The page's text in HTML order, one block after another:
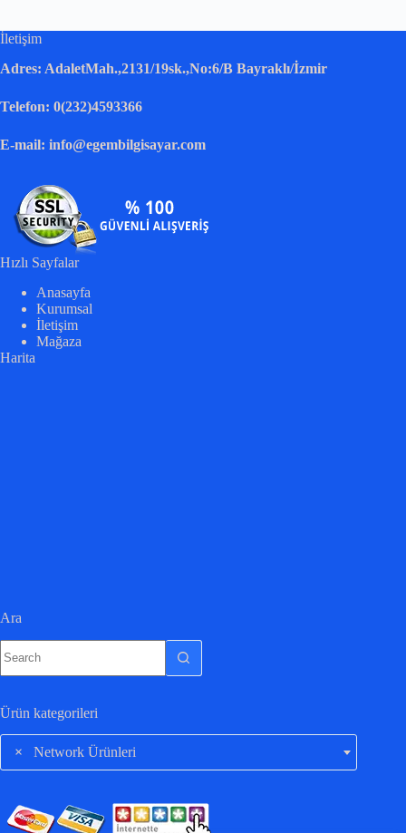
İletişim
Adres: AdaletMah.,2131/19sk.,No:6/B Bayraklı/İzmir
Telefon: 0(232)4593366
E-mail: info@egembilgisayar.com
Hızlı Sayfalar
Anasayfa
Kurumsal
İletişim
Mağaza
Harita
Ara
Ürün kategorileri
× Network Ürünleri